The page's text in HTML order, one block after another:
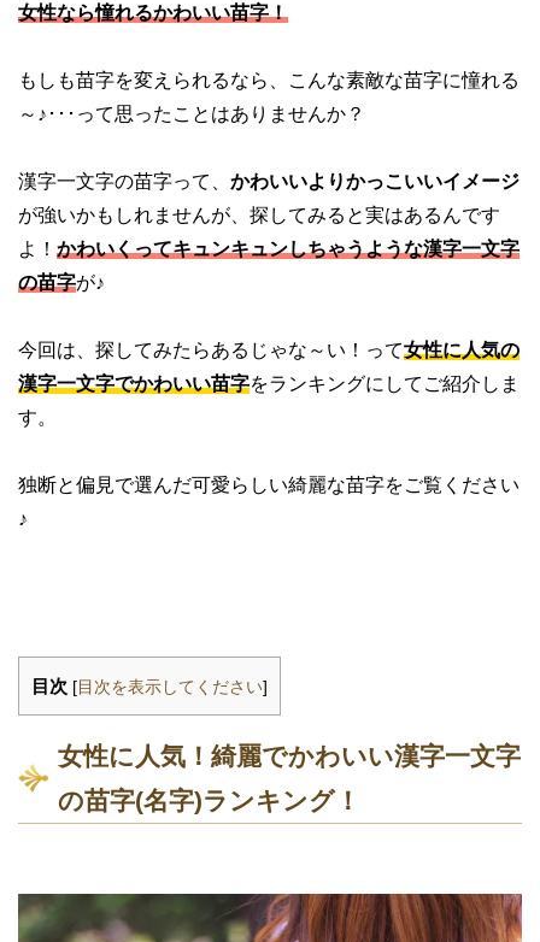
女性なら憧れるかわいい苗字！
もしも苗字を変えられるなら、こんな素敵な苗字に憧れる
～♪･･･って思ったことはありませんか？
漢字一文字の苗字って、 かわいいよりかっこいいイメージ
が強いかもしれませんが、探してみると実はあるんです
よ！ かわいくってキュンキュンしちゃうような漢字一文字
の苗字が♪
今回は、探してみたらあるじゃな～い！って女性に人気の
漢字一文字でかわいい苗字をランキングにしてご紹介しま
す。
独断と偏見で選んだ可愛らしい綺麗な苗字をご覧ください
♪
目次 [目次を表示してください]
女性に人気！綺麗でかわいい漢字一文字
の苗字(名字)ランキング！